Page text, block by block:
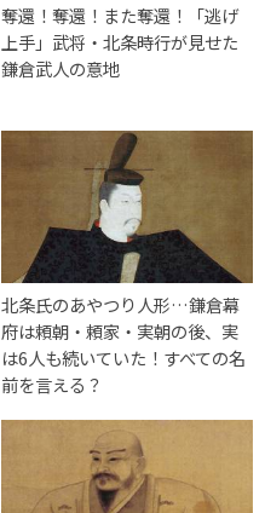
奪還！奪還！また奪還！「逃げ
上手」武将・北条時行が見せた
鎌倉武人の意地
北条氏のあやつり人形…鎌倉幕
府は頼朝・頼家・実朝の後、実
は6人も続いていた！すべての名
前を言える？